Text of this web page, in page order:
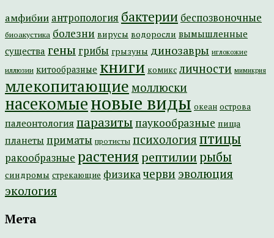
амфибии антропология бактерии беспозвоночные
биоакустика болезни вирусы водоросли вымышленные
существа гены грибы грызуны динозавры иглокожие
иллюзии китообразные книги комикс личности мимикрия
млекопитающие моллюски
насекомыеновые виды океан острова
палеонтология паразиты паукообразные пища
планеты приматы протисты психология птицы
ракообразные растениярептилиирыбы
синдромы стрекающие физикачерви эволюция
экология
Мета